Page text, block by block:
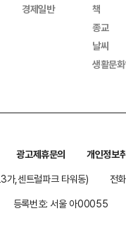
경제일반
책
종교
날씨
생활문
광고제휴문의
개인정보
가,센트럴파크 타워동)
전
등록번호: 서울 아00055